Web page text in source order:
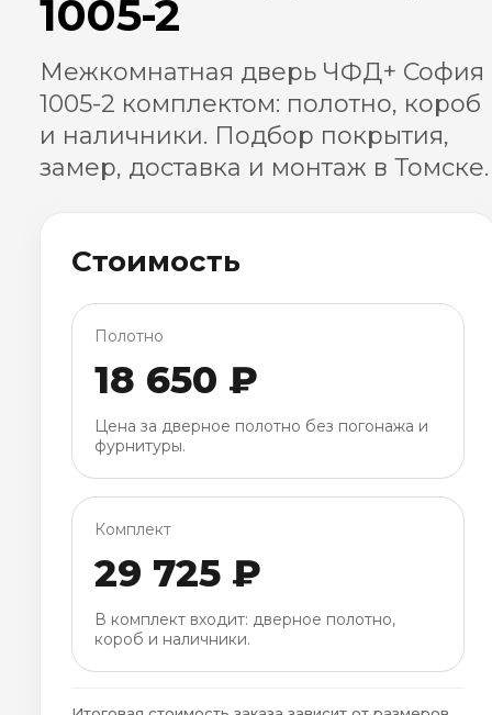
1005-2
Межкомнатная дверь ЧФД+ София
1005-2 комплектом: полотно, короб
и наличники. Подбор покрытия,
замер, доставка и монтаж в Томске.
Стоимость
Полотно
18 650 ₽
Цена за дверное полотно без погонажа и
фурнитуры.
Комплект
29 725 ₽
В комплект входит: дверное полотно,
короб и наличники.